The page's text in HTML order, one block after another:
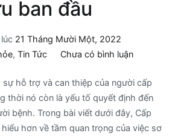
ban đầu
21 Tháng Mười Một, 2022
, Tin Tức Chưa có bình luận
sự hỗ trợ và can thiệp của người cấp
thời nó còn là yếu tố quyết định đến
bệnh. Trong bài viết dưới đây, Cấp
hơn về tầm quan trọng của việc sơ